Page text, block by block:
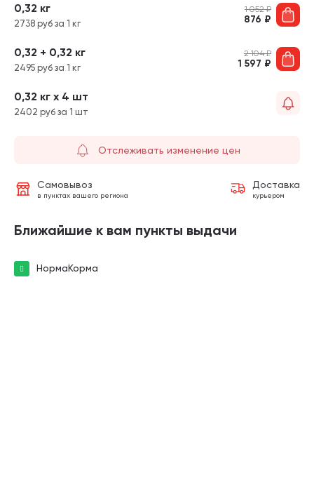
0,32 кг
2738 руб за 1 кг
1 052₽
876 ₽
0,32 + 0,32 кг
2495 руб за 1 кг
2 104₽
1 597 ₽
0,32 кг х 4 шт
2402 руб за 1 шт
Отслеживать изменение цен
Самовывоз
в пунктах вашего региона
Доставка
курьером
Ближайшие к вам пункты выдачи
НормаКорма